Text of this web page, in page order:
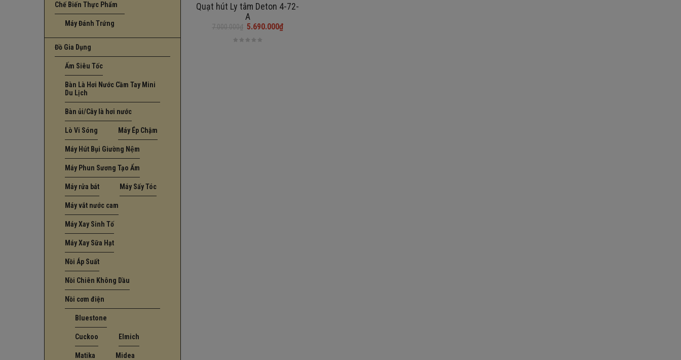
Chế Biến Thực Phẩm
Máy Đánh Trứng
Đồ Gia Dụng
Ấm Siêu Tốc
Bàn Là Hơi Nước Cầm Tay Mini
Du Lịch
Bàn ủi/Cây là hơi nước
Lò Vi Sóng Máy Ép Chậm
Máy Hút Bụi Giường Nệm
Máy Phun Sương Tạo Ẩm
Máy rửa bát Máy Sấy Tóc
Máy vắt nước cam
Máy Xay Sinh Tố
Máy Xay Sữa Hạt
Nồi Áp Suất
Nồi Chiên Không Dầu
Nồi cơm điện
Bluestone
Cuckoo Elmich
Matika Midea
Quạt hút Ly tâm Deton 4-72-
A
7.000.000₫ 5.690.000₫